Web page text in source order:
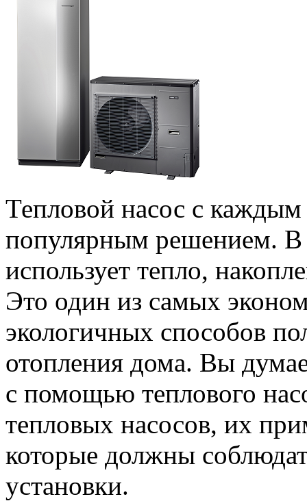
Тепловой насос с каждым
популярным решением. В
использует тепло,
Это один из самых
экологичных способов
отопления дома. Вы
с помощью теплового
тепловых насосов, их
которые должны
установки.